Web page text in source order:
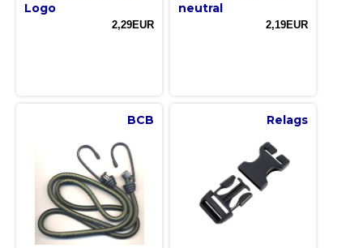
Logo
2,29EUR
neutral
2,19EUR
BCB Relags